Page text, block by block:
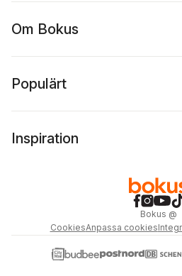
Om Bokus
Populärt
Inspiration
Bokus @
CookiesAnpassa cookies